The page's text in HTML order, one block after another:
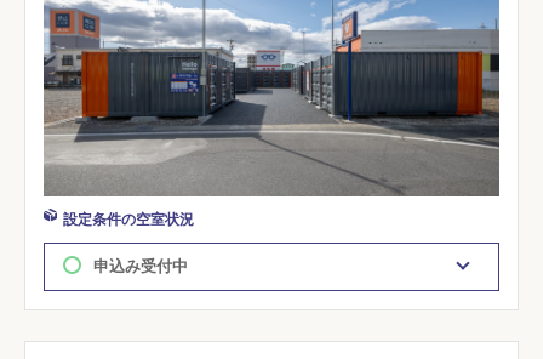
設定条件の空室状況
申込み受付中